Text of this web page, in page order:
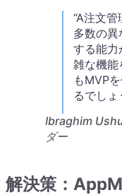
A注文管
多数の
する能力
雑な機能
もMVP
るでしょ
Ibraghim
ダー
解決策：